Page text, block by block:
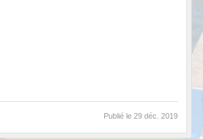
Publié le 29 déc. 2019